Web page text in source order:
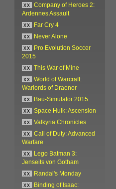
xx
Company of Heroes 2:
Ardennes Assault
xx
Far Cry 4
xx
Never Alone
xx
Pro Evolution Soccer
2015
xx
This War of Mine
xx
World of Warcraft:
Warlords of Draenor
xx
Bau-Simulator 2015
xx
Space Hulk: Ascension
xx
Valkyria Chronicles
xx
Call of Duty: Advanced
Warfare
xx
Lego Batman 3:
Jenseits von Gotham
xx
Randal's Monday
xx
Binding of Isaac: